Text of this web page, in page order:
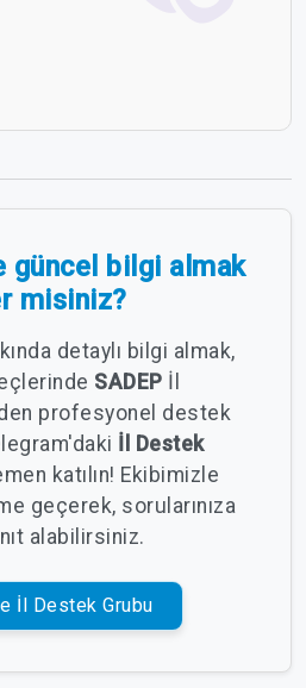
güncel bilgi almak
misiniz?
detaylı bilgi almak,
SADEP İl
profesyonel destek
İl Destek
katılın! Ekibimizle
geçerek, sorularınıza
alabilirsiniz.
İl Destek Grubu